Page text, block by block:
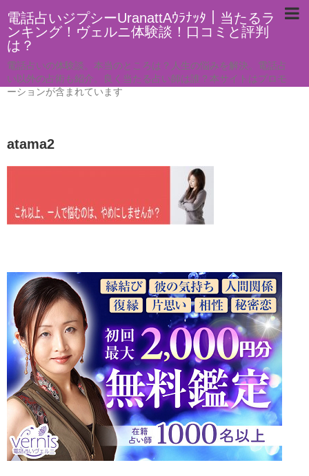
電話占いジプシーUranattAｳﾗﾅｯﾀ｜当たるラ
ンキング！ヴェルニ体験談！口コミと評判
は？
電話占いの体験談。本当のところは？人生の悩みを解決。電話占
い以外の占術も紹介。良く当たる占い師は誰？本サイトはプロモ
ーションが含まれています
atama2